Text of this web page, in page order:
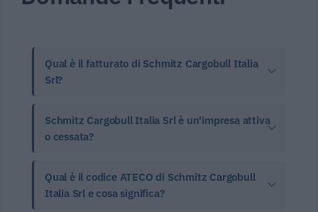
Qual è il fatturato di Schmitz Cargobull Italia
Srl?
Schmitz Cargobull Italia Srl è un'impresa attiva
o cessata?
Qual è il codice ATECO di Schmitz Cargobull
Italia Srl e cosa significa?